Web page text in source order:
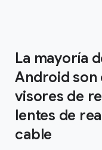
La mayoría
Android son
visores de
lentes de
cable